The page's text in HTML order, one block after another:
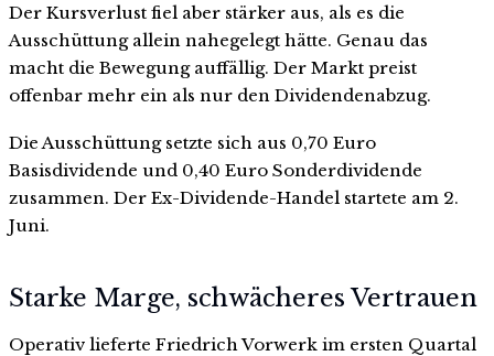
Der Kursverlust fiel aber stärker aus, als es die
Ausschüttung allein nahegelegt hätte. Genau das
macht die Bewegung auffällig. Der Markt preist
offenbar mehr ein als nur den Dividendenabzug.
Die Ausschüttung setzte sich aus 0,70 Euro
Basisdividende und 0,40 Euro Sonderdividende
zusammen. Der Ex-Dividende-Handel startete am 2.
Juni.
Starke Marge, schwächeres Vertrauen
Operativ lieferte Friedrich Vorwerk im ersten Quartal